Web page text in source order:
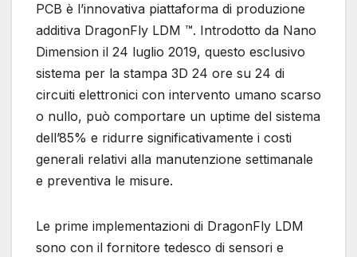
PCB è l’innovativa piattaforma di produzione
additiva DragonFly LDM ™. Introdotto da Nano
Dimension il 24 luglio 2019, questo esclusivo
sistema per la stampa 3D 24 ore su 24 di
circuiti elettronici con intervento umano scarso
o nullo, può comportare un uptime del sistema
dell’85% e ridurre significativamente i costi
generali relativi alla manutenzione settimanale
e preventiva le misure.
Le prime implementazioni di DragonFly LDM
sono con il fornitore tedesco di sensori e